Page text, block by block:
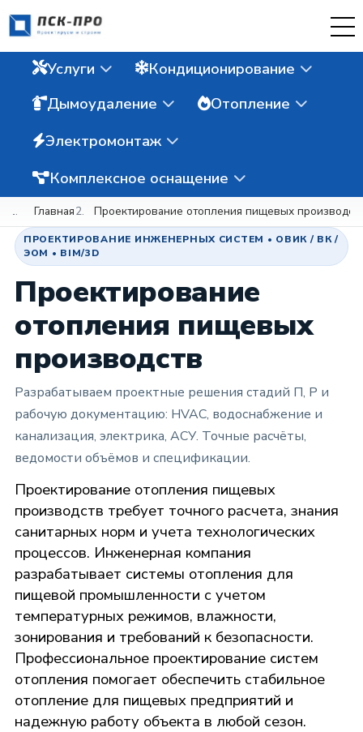
Услуги
Кондиционирование
Дымоудаление
Отопление
Электромонтаж
Комплексное оснащение
Главная Проектирование отопления пищевых
ПРОЕКТИРОВАНИЕ ИНЖЕНЕРНЫХ СИСТЕМ • ОВИК / ВК /
ЭОМ • BIM/3D
Проектирование
отопления пищевых
производств
Разрабатываем проектные решения стадий П, Р и
рабочую документацию: HVAC, водоснабжение и
канализация, электрика, АСУ. Точные расчёты,
ведомости объёмов и спецификации.
Проектирование отопления пищевых
производств требует точного расчета, знания
санитарных норм и учета технологических
процессов. Инженерная компания
разрабатывает системы отопления для
пищевой промышленности с учетом
температурных режимов, влажности,
зонирования и требований к безопасности.
Профессиональное проектирование систем
отопления помогает обеспечить стабильное
отопление для пищевых предприятий и
надежную работу объекта в любой сезон.